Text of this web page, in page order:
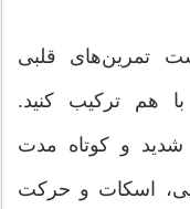
تمرین‌های قلبی
هم ترکیب کنید.
و کوتاه مدت
اسکات و حرکت